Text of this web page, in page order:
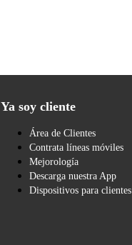
Ya soy cliente
Área de Clientes
Contrata líneas móviles
Mejorología
Descarga nuestra App
Dispositivos para clientes